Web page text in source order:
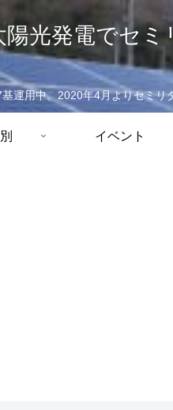
陽光発電でセミ
運用中。2020年4月よりセミ
イベント